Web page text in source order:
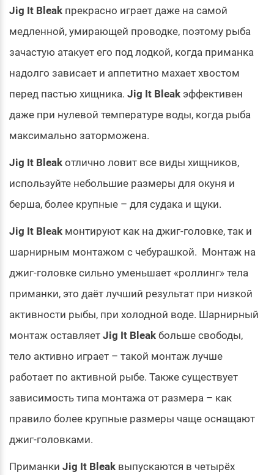
Jig It Bleak прекрасно играет даже на самой
медленной, умирающей проводке, поэтому рыба
зачастую атакует его под лодкой, когда приманка
надолго зависает и аппетитно махает хвостом
перед пастью хищника. Jig It Bleak эффективен
даже при нулевой температуре воды, когда рыба
максимально заторможена.
Jig It Bleak отлично ловит все виды хищников,
используйте небольшие размеры для окуня и
берша, более крупные – для судака и щуки.
Jig It Bleak монтируют как на джиг-головке, так и
шарнирным монтажом с чебурашкой. Монтаж на
джиг-головке сильно уменьшает «роллинг» тела
приманки, это даёт лучший результат при низкой
активности рыбы, при холодной воде. Шарнирный
монтаж оставляет Jig It Bleak больше свободы,
тело активно играет – такой монтаж лучше
работает по активной рыбе. Также существует
зависимость типа монтажа от размера – как
правило более крупные размеры чаще оснащают
джиг-головками.
Приманки Jig It Bleak выпускаются в четырёх